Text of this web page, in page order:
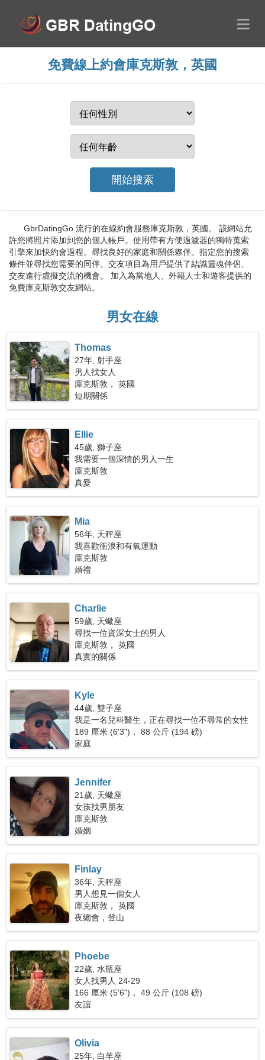
免費線上約會庫克斯敦，英國
GbrDatingGo 流行的在線約會服務庫克斯敦，英國。 該網站允
許您將照片添加到您的個人帳戶。使用帶有方便過濾器的獨特蒐索
引擎來加快約會過程。尋找良好的家庭和關係夥伴。指定您的搜索
條件並尋找您需要的同伴。交友項目為用戶提供了結識靈魂伴侶、
交友進行虛擬交流的機會。 加入為當地人、外籍人士和遊客提供的
免費庫克斯敦交友網站。
男女在線
Thomas
27年, 射手座
男人找女人
庫克斯敦， 英國
短期關係
Ellie
45歲, 獅子座
我需要一個深情的男人一生
庫克斯敦
真愛
Mia
56年, 天秤座
我喜歡衝浪和有氧運動
庫克斯敦
婚禮
Charlie
59歲, 天蠍座
尋找一位資深女士的男人
庫克斯敦， 英國
真實的關係
Kyle
44歲, 雙子座
我是一名兒科醫生，正在尋找一位不尋常的女性
189 厘米 (6'3")， 88 公斤 (194 磅)
家庭
Jennifer
21歲, 天蠍座
女孩找男朋友
庫克斯敦
婚姻
Finlay
36年, 天秤座
男人想見一個女人
庫克斯敦， 英國
夜總會，登山
Phoebe
22歲, 水瓶座
女人找男人 24-29
166 厘米 (5'6")， 49 公斤 (108 磅)
友誼
Olivia
25年, 白羊座